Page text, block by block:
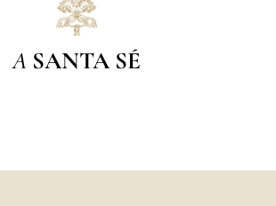
A SANTA SÉ